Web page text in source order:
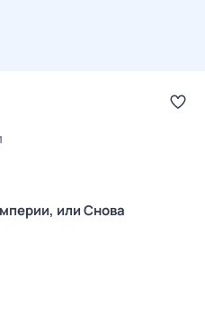
или Снова